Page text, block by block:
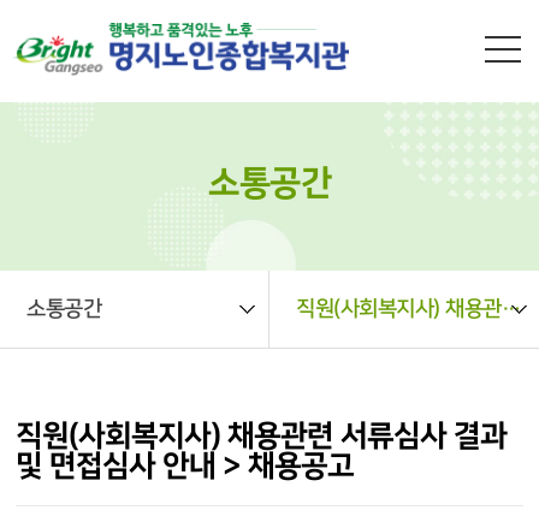
소통공간
소통공간 직원(사회복지사) 채용관련 서류심사 결과 및 면접심사 안내 > 채용공고
직원(사회복지사) 채용관련 서류심사 결과
및 면접심사 안내 > 채용공고